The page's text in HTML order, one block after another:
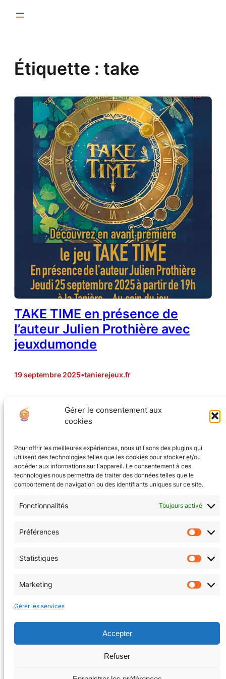
Gérer le consentement aux
cookies
Pour offrir les meilleures expériences, nous utilisons des plugins qui
utilisent des technologies telles que les cookies pour stocker et/ou
accéder aux informations sur l'appareil. Le consentement à ces
technologies nous permettra de traiter des données telles que le
comportement de navigation ou des identifiants uniques sur ce site.
Fonctionnalités Toujours activé
Préférences
Statistiques
Marketing
Gérer les services
Accepter
Refuser
Étiquette : take
TAKE TIME en présence de
l’auteur Julien Prothière avec
jeuxdumonde
19 septembre 2025•tanierejeux.fr
en avant première avec Julien Prothière, co-auteur de
ce petit bijou coopératif, de déduction à communication
Facebook Instagram
Copyright © 2026 | La Tanière au coin du jeu